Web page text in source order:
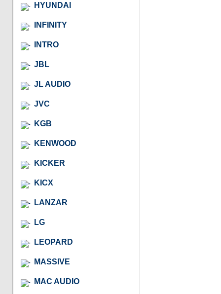
HYUNDAI
INFINITY
INTRO
JBL
JL AUDIO
JVC
KGB
KENWOOD
KICKER
KICX
LANZAR
LG
LEOPARD
MASSIVE
MAC AUDIO